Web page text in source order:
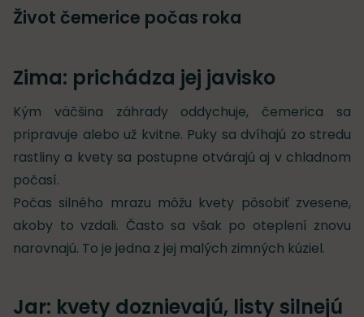
Život čemerice počas roka
Zima: prichádza jej javisko
Kým väčšina záhrady oddychuje, čemerica sa
pripravuje alebo už kvitne. Puky sa dvíhajú zo stredu
rastliny a kvety sa postupne otvárajú aj v chladnom
počasí.
Počas silného mrazu môžu kvety pôsobiť zvesene,
akoby to vzdali. Často sa však po oteplení znovu
narovnajú. To je jedna z jej malých zimných kúziel.
Jar: kvety doznievajú, listy silnejú